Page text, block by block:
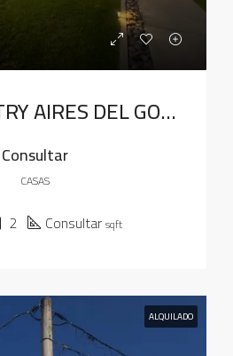
CASA COUNTRY AIRES DEL GOLF
Consultar
CASAS
2 Consultarsqft
ALQUILADO